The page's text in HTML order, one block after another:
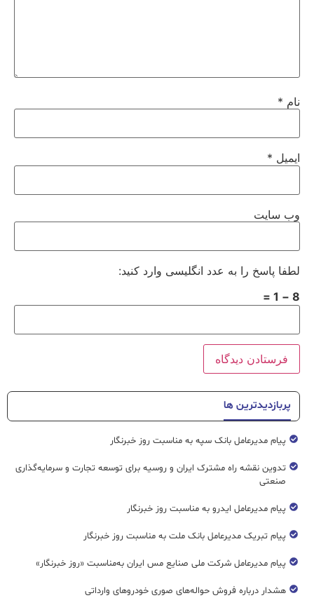
نام *
ایمیل *
وب‌ سایت
لطفا پاسخ را به عدد انگلیسی وارد کنید:
8 − 1 =
پربازدیدترین ها
پیام مدیرعامل بانک سپه به مناسبت روز خبرنگار
تدوین نقشه راه مشترک ایران و روسیه برای توسعه تجارت و سرمایه‌گذاری
صنعتی
پیام مدیرعامل ایدرو به مناسبت روز خبرنگار
پیام تبریک مدیرعامل بانک ملت به مناسبت روز خبرنگار
پیام مدیرعامل شرکت ملی صنایع مس ایران به‌مناسبت «روز خبرنگار»
هشدار درباره فروش حواله‌های صوری خودروهای وارداتی